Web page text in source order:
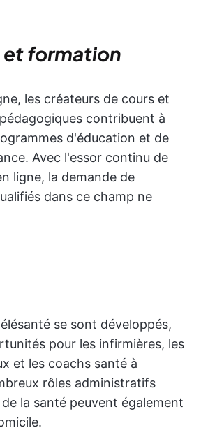
formation
les créateurs de cours et
contribuent à
d'éducation et de
Avec l'essor continu de
ligne, la demande de
dans ce champ ne
se sont développés,
pour les infirmières, les
et les coachs santé à
rôles administratifs
la santé peuvent également